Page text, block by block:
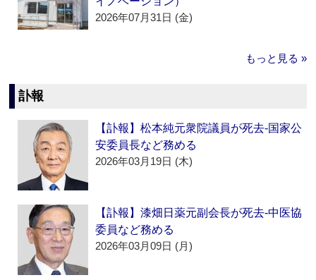
2026年07月31日 (金)
もっと見る »
訃報
【訃報】松本純元衆院議員が死去‐国家公
安委員長など務める
2026年03月19日 (木)
【訃報】漆畑日薬元副会長が死去‐中医協
委員など務める
2026年03月09日 (月)